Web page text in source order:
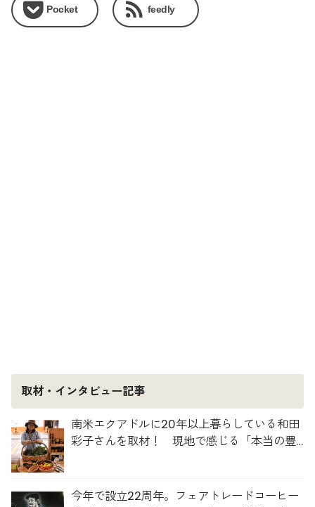
Pocket feedly
取材・インタビュー記事
南米エクアドルに20年以上暮らしている和田
彩子さんを取材！ 現地で感じる「本当の豊
今年で設立22周年。フェアトレードコーヒー